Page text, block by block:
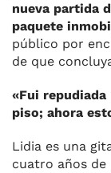
nueva partida
paquete
público por
de que
«Fui
piso; ahora
Lidia es una
cuatro años de